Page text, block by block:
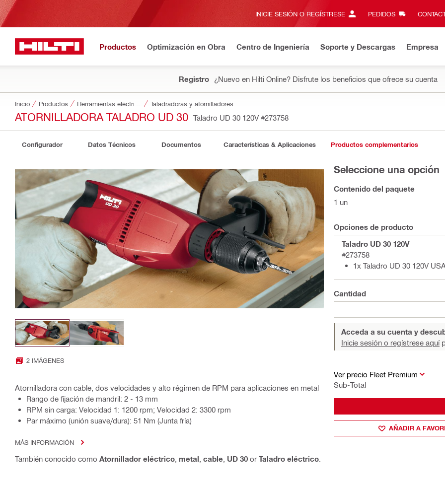
INICIE SESIÓN O REGÍSTRESE PEDIDOS
Productos Optimización en Obra Centro de Ingeniería Soporte y Descargas Empresa
Registro ¿Nuevo en Hilti Online? Disfrute los beneficios que ofrece su cuenta
Inicio Productos Taladradoras y atornilladores
ATORNILLADORA TALADRO UD 30 Taladro UD 30 120V #273758
Configurador Datos Técnicos Documentos Características & Aplicaciones Productos complementarios
2 IMÁGENES
Atornilladora con cable, dos velocidades y alto régimen de RPM para aplicaciones en metal
Rango de fijación de mandril: 2 - 13 mm
RPM sin carga: Velocidad 1: 1200 rpm; Velocidad 2: 3300 rpm
Par máximo (unión suave/dura): 51 Nm (Junta fría)
MÁS INFORMACIÓN
También conocido como Atornillador eléctrico metal cable UD 30 or Taladro eléctrico
Seleccione una opción
Contenido del paquete
1 un
Opciones de producto
Taladro UD 30 120V
#273758
1x Taladro UD 30 120V
Cantidad
Acceda a su cuenta y
Inicie sesión o regístrese aquí
Ver precio Fleet Premium
Sub-Total
AÑADIR A